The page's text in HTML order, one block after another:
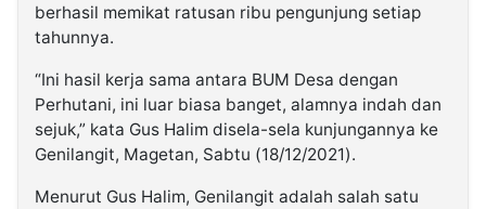
berhasil memikat ratusan ribu pengunjung setiap
tahunnya.
“Ini hasil kerja sama antara BUM Desa dengan
Perhutani, ini luar biasa banget, alamnya indah dan
sejuk,” kata Gus Halim disela-sela kunjungannya ke
Genilangit, Magetan, Sabtu (18/12/2021).
Menurut Gus Halim, Genilangit adalah salah satu